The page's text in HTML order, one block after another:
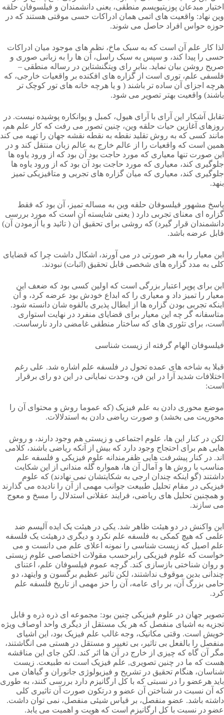
اختیار مبدعان پوزیتیویسم منطقی، یعنی دانشمندان و فیلسوفان حلقه
وین نهاد: واقعیت های اتمی همان ادراکات حسی موقتی هستند که در
حوزه حواس افراد حاصل می شوند.
لذا کار علم آن است که به سبک ماخ، نظم های موجود میان ادراکات
حسی را پیدا کند، و سپس به سبک راسل، آن ها را به زبانی صوری و
صریح روشن بیان نماید. بنابر رای ویتگنشتاین در رساله منطقی –
فلسفی علم، توری است از گزاره های افکنده بر واقعیات خارجی، که
هرچه اجزای آن ساده تر باشند ( و یا هرچه خانه های تور کوچک تر
باشند) واقعیت بهتر تصویر می شود.
تقابل آشکار این آرای با آرای هیول، کمبل و پوانکاره پوشیده نیست. در
روزهای آغازین حیات حلقه وین، چنین تصور می رفت که کار علم هم،
مانند کسی که به روش تقلید نقطه به نقطه نقشه جهان را تهیه می کند
همین است که واقعیات را از عالم خارج به عالم زبان منتقل کند و در
این صورت تنها معیاری که مورد حاجت بود آن بود که از ورود یاوه ها
جلوگیری کند، معیاری که مورد حاجت بود آن بود که از ورود یاوه ها
جلوگیری کند، معیاری که میان گزاره های تجربی و متافیزیکی تمیز
بنهد.
پاسخ مشهور فیلسوفان حلقه وین به مساله تمیز، آن بود که فقط
گزاره ای معنای تجربی دارد ( یعنی شایسته آن است که مورد بررسی
دانشمندان قرار گیرد) که روشی برای تحقیق آن ( تائید و یا آزمودن آن)
قابل عرضه باشد.
این معیار را به هر صورتی در می آورند، اشکال داشت چرا که قضایای
کلی به مدد گزاره های شخصی قابل تحقیق (اثبات) نبودند.
این برای پوپر اعتبار بزرگی است که اولین کسی بود که ضعف این
معیار را تمیز داد و معیاری را که ابداع خودش بود عرضه کرد، و آن
اینکه تجربی بودن گزاره ها از ابطال پذیری بالقوه شان دانسته شود.
متاسفانه گر چه این معیار برای قضایای منفرد در نهایت استواری
است، برای تئوری های که ساختار منطقی غامضی دارد نارساست.
فیلسوفان الهام گرفته از زیست شناسی
قبلا به شاخه های عمده تحول در فلسفه علم اشاره شد. علی رغم
اختلافات شدید آرا در این فن، وحدت نمایانی در این دو رای برقرار
است:
موضع محوری دادن به علم فیزیک (که عموما روش و محتوای آن را
محوریت می بخشد) و صورت ریاضی دادن به استدلالات.
لکن در کنار این ها، علوم اجتماعی و زیستی هم وجود دارند، و روش
هایی هم برای احتجاج وجود دارد که بیش از آنکه ریاضی باشند، کلامی
اند. در کنار پیشرفت هایی ظفرمندانه علوم فیزیکی و فلسفه علم
مناسب با روش ها و آمال آن ها، همواره گله مندانی از این شکایت
داشتند (گو اینکه چندان ارجی به شکایتشان نمی نهادند) که علوم
فیزیکی در مقام تحلیل طبیعت جوانب مهمی از آن را نادیده می گذارند
و همچنین تحلیل های ریاضی، فرایند عقلانی استدلال را مسخ و معوج
می سازند.
این واکنش در دو هیئت ظاهر شد. یکی در هیئت یک ایده آلیسم ضد
علمی که هیچ کمکی به فلسفه علم نکرد و دیگری درهیئت یک فلسفه
علم اصیل که زیست شناسی را نمونه اعلای علم می دانست و می
خواست که علوم فیزیکی رابرحسب مقولات اختصاصی علوم زیستی
و روان شناختی بازسازی کند. گرچه عموم فیلسوفان علم، اعتنای
چندانی بدین موقوف نداشتند، لکن تاثیر عظیم برگسون و وایتهد، دو
حامی بزرگ آن، بر رای عامه، آن را حز مهمی از تاریخ فلسفه علم
کرد.
تصویر جهان در علوم فیزیکی چنین بود: مجموعه ای ذره ذره و قابل
تجزیه به اشیای منفصل که هر یک مستقل از دیگری واحد اوصاف ویژه
خویش است. وقتی مکانیک، وجه غالب علم فیزیک بود، این اشیای
منفصل را بالفعل بی تاثیر، بی تغییر و مستقل در هستی می انگاشتند،
مگر آن گاه که چیزی از خارج در آن ها اثر کند. لکن جای این مناقشه
هست که ما در چنین تصویری, علم فیزیک است نه طبیعت. زیست
شناسان، هنگام تحقیق در تشریح و فیزیولوژی جانوران و گیاهان می
باید هرعضو را در نسبتی که با کل ارگانیزم دارد بررسی کنند، به طوری
که آن نسبت در شناختن آن عضو و درتکون صورت آن تاثیری کلی
داشته باشد. عضو منفصل، بر قیاس شیئی منفصل، نمی توان داشت.
عضو در نسبت با کل ارگانیزم است که هویت و اهمیت می یابد.